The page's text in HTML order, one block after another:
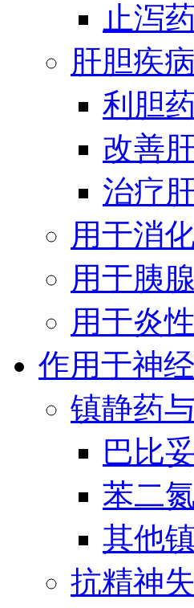
止泻
肝胆疾
利胆
改善
治疗
用于消
用于胰
用于炎
作用于神
镇静药
巴比
苯二
其他
抗精神